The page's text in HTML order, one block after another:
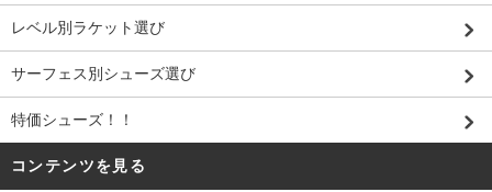
レベル別ラケット選び
サーフェス別シューズ選び
特価シューズ！！
コンテンツを見る